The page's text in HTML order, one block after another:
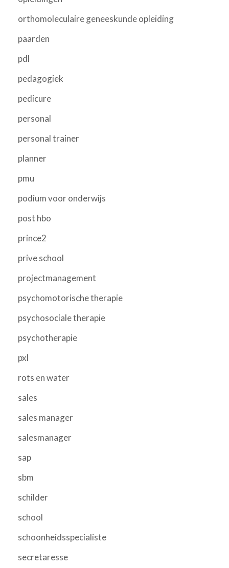
orthomoleculaire geneeskunde opleiding
paarden
pdl
pedagogiek
pedicure
personal
personal trainer
planner
pmu
podium voor onderwijs
post hbo
prince2
prive school
projectmanagement
psychomotorische therapie
psychosociale therapie
psychotherapie
pxl
rots en water
sales
sales manager
salesmanager
sap
sbm
schilder
school
schoonheidsspecialiste
secretaresse